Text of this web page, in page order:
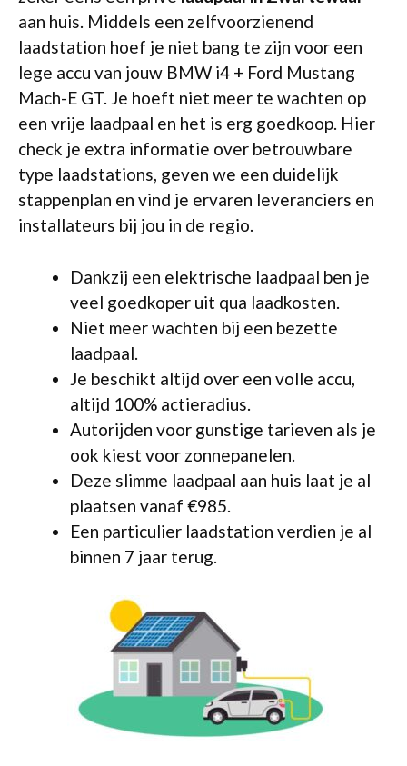
aan huis. Middels een zelfvoorzienend
laadstation hoef je niet bang te zijn voor een
lege accu van jouw BMW i4 + Ford Mustang
Mach-E GT. Je hoeft niet meer te wachten op
een vrije laadpaal en het is erg goedkoop. Hier
check je extra informatie over betrouwbare
type laadstations, geven we een duidelijk
stappenplan en vind je ervaren leveranciers en
installateurs bij jou in de regio.
Dankzij een elektrische laadpaal ben je
veel goedkoper uit qua laadkosten.
Niet meer wachten bij een bezette
laadpaal.
Je beschikt altijd over een volle accu,
altijd 100% actieradius.
Autorijden voor gunstige tarieven als je
ook kiest voor zonnepanelen.
Deze slimme laadpaal aan huis laat je al
plaatsen vanaf €985.
Een particulier laadstation verdien je al
binnen 7 jaar terug.